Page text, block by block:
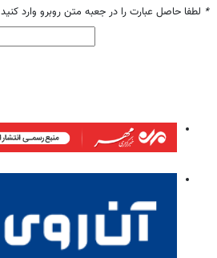
* لطفا حاصل عبارت را در جعبه متن روبرو وارد کنید